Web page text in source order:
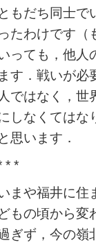
ともだち同士で
ったわけです（
っても，他人
ます．戦いが必
人ではなく，世
しなくてはな
と思います．
* *
まや福井に住
どもの頃から変
ぎず，今の嶺